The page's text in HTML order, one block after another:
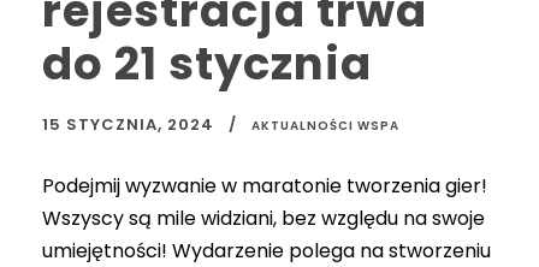
do 21 stycznia
15 STYCZNIA, 2024 AKTUALNOŚCI WSPA
Podejmij wyzwanie w maratonie tworzenia gier!
Wszyscy są mile widziani, bez względu na swoje
umiejętności! Wydarzenie polega na stworzeniu